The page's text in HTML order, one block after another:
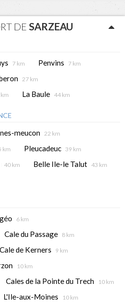
DE SARZEAU
7 km Penvins 7 km
27 km
La Baule 44 km
meucon 22 km
km Pleucadeuc 39 km
40 km Belle Ile-le Talut 43 km
6 km
Cale du Passage 8 km
Cale de Kerners 9 km
10 km
Cales de la Pointe du Trech 10 km
L'Ile-aux-Moines 10 km